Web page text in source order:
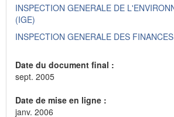
INSPECTION GENERALE DE
(IGE)
INSPECTION GENERALE DES
Date du document final :
sept. 2005
Date de mise en ligne :
janv. 2006